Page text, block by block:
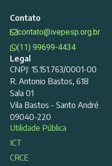
Contato
contato@ivepesp.org.br
(11) 99699-4434
Legal
CNPJ: 15.151.763/0001-00
R. Antonio Bastos, 618
Sala 01
Vila Bastos - Santo André
09040-220
Utilidade Pública
ICT
CRCE